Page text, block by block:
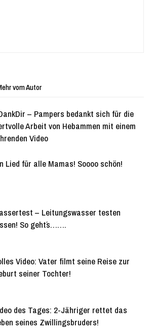
vom Autor
– Pampers bedankt sich für die
Arbeit von Hebammen mit einem
Video
Lied für alle Mamas! Soooo schön!
– Leitungswasser testen
So geht´s…….
Video: Vater filmt seine Reise zur
seiner Tochter!
des Tages: 2-Jähriger rettet das
seines Zwillingsbruders!